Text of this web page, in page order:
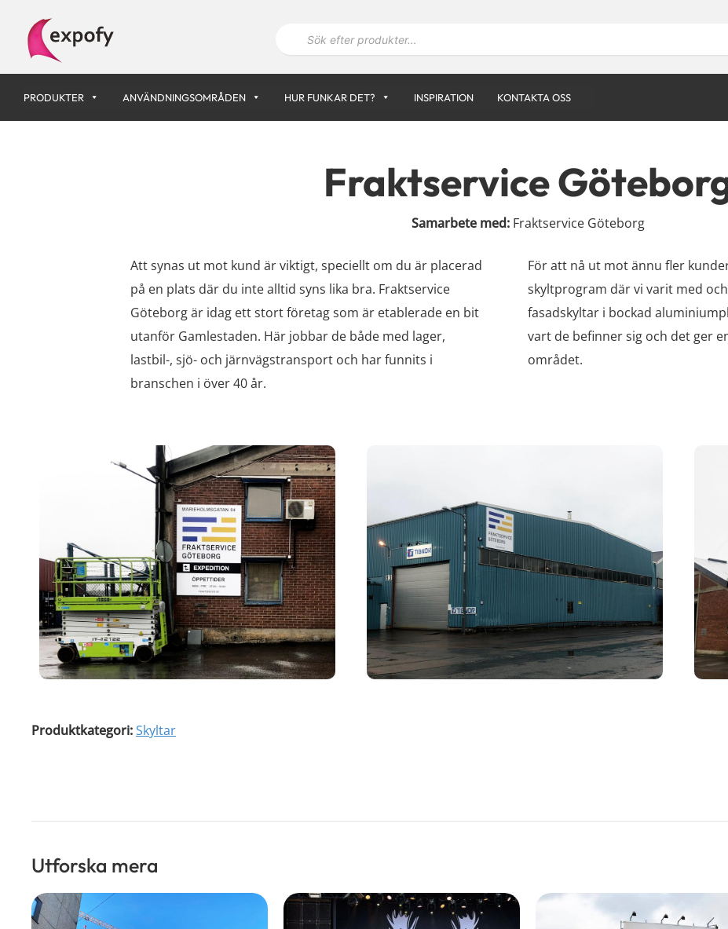
innehåll
u
PRODUKTER ANVÄNDNINGSOMRÅDEN HUR FUNKAR DET? INSPIRATION KONTAKTA OSS
Fraktservice
Samarbete med:Fraktservice Göteborg
Att synas ut mot kund är viktigt, speciellt om du är placerad
på en plats där du inte alltid syns lika bra. Fraktservice
Göteborg är idag ett stort företag som är etablerade en bit
utanför Gamlestaden. Här jobbar de både med lager,
lastbil-, sjö- och järnvägstransport och har funnits i
branschen i över 40 år.
För att nå ut mot ännu fler
skyltprogram där vi varit med
fasadskyltar i bockad
vart de befinner sig och det ger
området.
Produktkategori:Skyltar
Utforska mera